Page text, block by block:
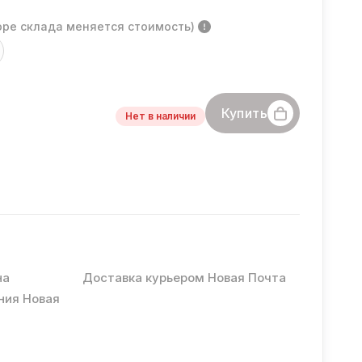
склада меняется стоимость)
Нет в наличии Купить
Доставка курьером Новая Почта
Новая